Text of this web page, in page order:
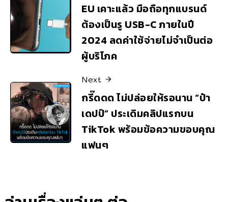
EU เคาะแล้ว มือถือทุกแบรนด์
ต้องเป็นรู USB-C ภายในปี
2024 ลดค่าใช้จ่ายไม่จำเป็นต่อ
ผู้บริโภค
Next
กรี๊ดดด ไม่ปล่อยให้รอนาน “ป๋า
เดปป์” ประเดิมคลิปแรกบน
TikTok พร้อมข้อความขอบคุณ
แฟนๆ